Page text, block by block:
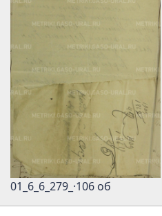
01_6_6_279_·106 об